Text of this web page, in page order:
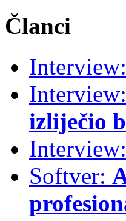
Članci
Interview:
Interview:
izliječio
Interview:
Softver: